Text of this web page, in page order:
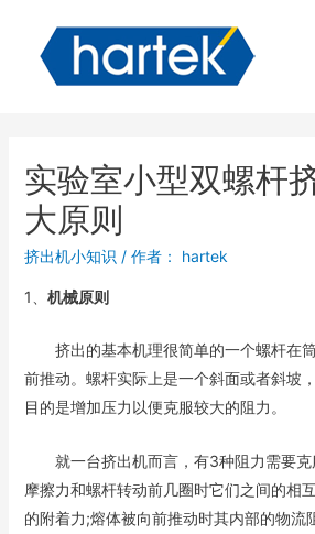
实验室小型双螺杆
大原则
挤出机小知识 / 作者： hartek
1、 机械原则
挤出的基本机理很简单的一个螺杆在筒
前推动。螺杆实际上是一个斜面或者斜坡
目的是增加压力以便克服较大的阻力。
就一台挤出机而言，有3种阻力需要克
摩擦力和螺杆转动前几圈时它们之间的相
的附着力;熔体被向前推动时其内部的物流